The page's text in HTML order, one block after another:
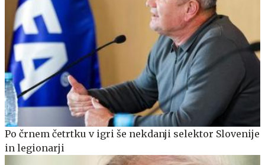
Po črnem četrtku v igri še nekdanji selektor Slovenije
in legionarji